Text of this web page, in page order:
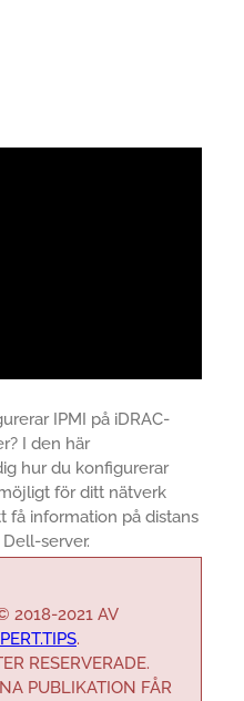
IPMI på iDRAC-
I den här
hur du konfigurerar
för ditt nätverk
få information på distans
server.
2018-2021 AV
.
RESERVERADE.
PUBLIKATION FÅR